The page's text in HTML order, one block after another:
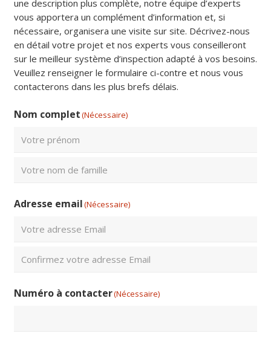
une description plus complète, notre équipe d’experts
vous apportera un complément d’information et, si
nécessaire, organisera une visite sur site. Décrivez-nous
en détail votre projet et nos experts vous conseilleront
sur le meilleur système d’inspection adapté à vos besoins.
Veuillez renseigner le formulaire ci-contre et nous vous
contacterons dans les plus brefs délais.
Nom complet(Nécessaire)
Prénom
Adresse email(Nécessaire)
Saisissez
mail
l’e-
Numéro à contacter(Nécessaire)